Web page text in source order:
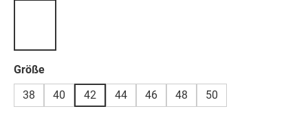
Größeauswählen
38
40 42 44 46 48 50